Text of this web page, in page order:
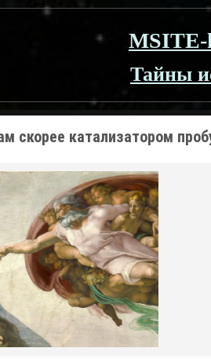
MSITE-
Тайны
скорее катализатором